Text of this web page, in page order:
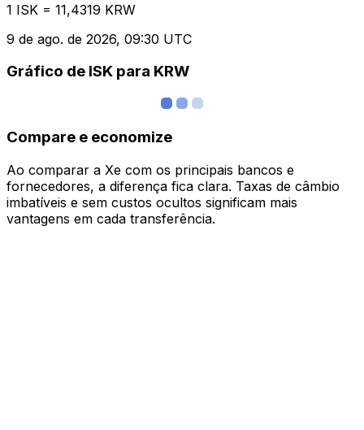
1 ISK = 11,4319 KRW
9 de ago. de 2026, 09:30 UTC
Gráfico de ISK para KRW
Compare e economize
Ao comparar a Xe com os principais bancos e
fornecedores, a diferença fica clara. Taxas de câmbio
imbatíveis e sem custos ocultos significam mais
vantagens em cada transferência.